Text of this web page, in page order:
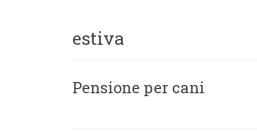
estiva
Pensione per cani